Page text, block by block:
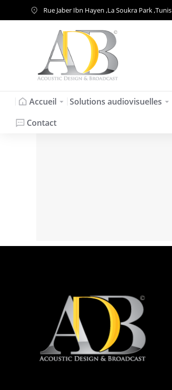
Rue Jaber Ibn Hayen ,La Soukra Park ,Tunis
Accueil Solutions audiovisuelles
Contact